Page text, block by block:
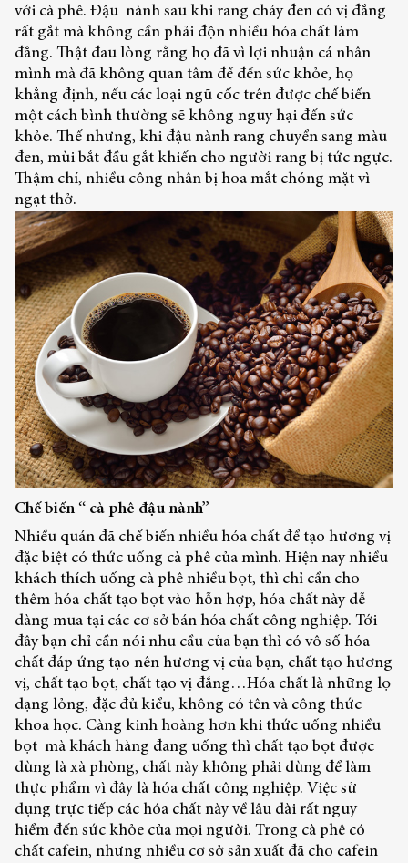
với cà phê. Đậu nành sau khi rang cháy đen có vị đắng
rất gắt mà không cần phải độn nhiều hóa chất làm
đắng. Thật đau lòng rằng họ đã vì lợi nhuận cá nhân
mình mà đã không quan tâm đế đến sức khỏe, họ
khẳng định, nếu các loại ngũ cốc trên được chế biến
một cách bình thường sẽ không nguy hại đến sức
khỏe. Thế nhưng, khi đậu nành rang chuyển sang màu
đen, mùi bắt đầu gắt khiến cho người rang bị tức ngực.
Thậm chí, nhiều công nhân bị hoa mắt chóng mặt vì
ngạt thở.
Chế biến “ cà phê đậu nành”
Nhiều quán đã chế biến nhiều hóa chất để tạo hương vị
đặc biệt có thức uống cà phê của mình. Hiện nay nhiều
khách thích uống cà phê nhiều bọt, thì chỉ cần cho
thêm hóa chất tạo bọt vào hỗn hợp, hóa chất này dễ
dàng mua tại các cơ sở bán hóa chất công nghiệp. Tới
đây bạn chỉ cần nói nhu cầu của bạn thì có vô số hóa
chất đáp ứng tạo nên hương vị của bạn, chất tạo hương
vị, chất tạo bọt, chất tạo vị đắng…Hóa chất là những lọ
dạng lỏng, đặc đủ kiểu, không có tên và công thức
khoa học. Càng kinh hoàng hơn khi thức uống nhiều
bọt mà khách hàng đang uống thì chất tạo bọt được
dùng là xà phòng, chất này không phải dùng để làm
thực phẩm vì đây là hóa chất công nghiệp. Việc sử
dụng trực tiếp các hóa chất này về lâu dài rất nguy
hiểm đến sức khỏe của mọi người. Trong cà phê có
chất cafein, nhưng nhiều cơ sở sản xuất đã cho cafein